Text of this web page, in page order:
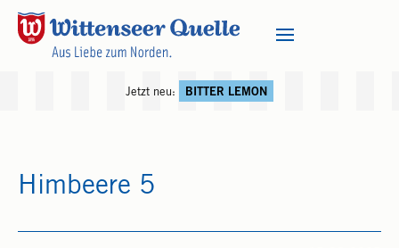
Jetzt neu: BITTER LEMON
Himbeere 5